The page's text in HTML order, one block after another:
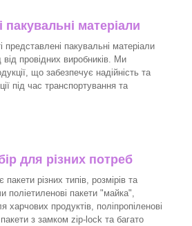
пакувальні матеріали
пакувальні матеріали
провідних виробників. Ми
що забезпечує надійність та
під час транспортування та
для різних потреб
різних типів, розмірів та
поліетиленові пакети "майка",
харчових продуктів, поліпропіленові
з замком zip-lock та багато